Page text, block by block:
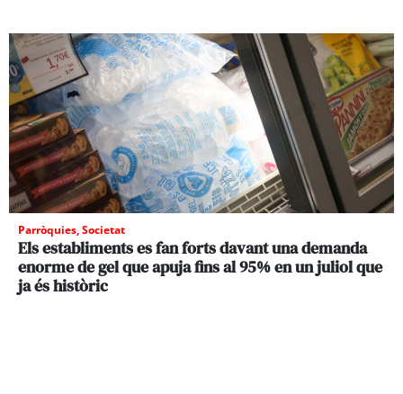
Parròquies,Societat
Els establiments es fan forts davant una demanda
enorme de gel que apuja fins al 95% en un juliol que
ja és històric